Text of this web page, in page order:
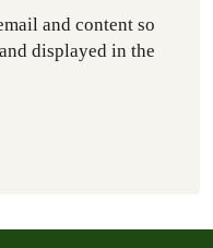
and content so
displayed in the